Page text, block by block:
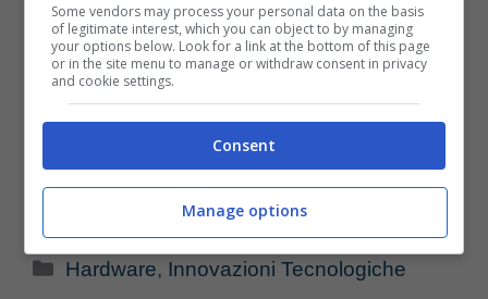
Categorie
Hardware, Innovazioni Tecnologiche
Some vendors may process your personal data on the basis
of legitimate interest, which you can object to by managing
your options below. Look for a link at the bottom of this page
or in the site menu to manage or withdraw consent in privacy
and cookie settings.
Consent
Manage options